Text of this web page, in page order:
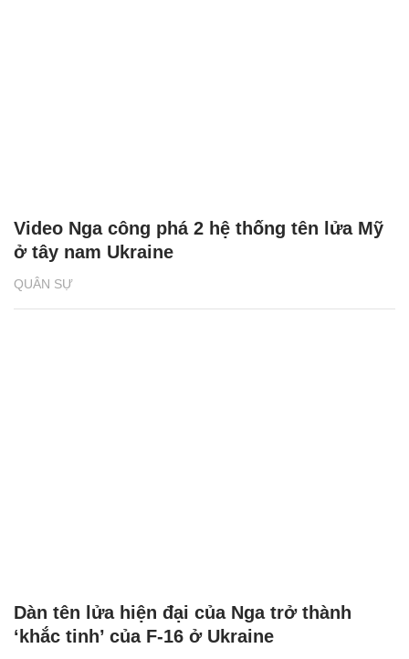
QUÂN SỰ
Video Nga công phá 2 hệ thống tên lửa Mỹ
ở tây nam Ukraine
Dàn tên lửa hiện đại của Nga trở thành
‘khắc tinh’ của F-16 ở Ukraine